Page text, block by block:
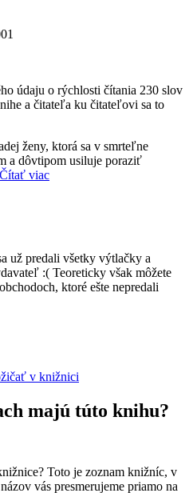
údaju o rýchlosti čítania 230 slov
a čitateľa ku čitateľovi sa to
ženy, ktorá sa v smrteľne
a dôvtipom usiluje poraziť
Čítať viac
už predali všetky výtlačky a
:( Teoreticky však môžete
ktoré ešte nepredali
v knižnici
majú túto knihu?
Toto je zoznam knižníc, v
vás presmerujeme priamo na